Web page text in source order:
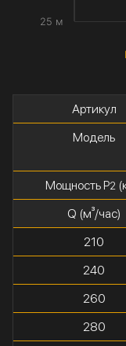
25 м
Артикул
Модель
Мощность P2
Q (м³/час)
210
240
260
280